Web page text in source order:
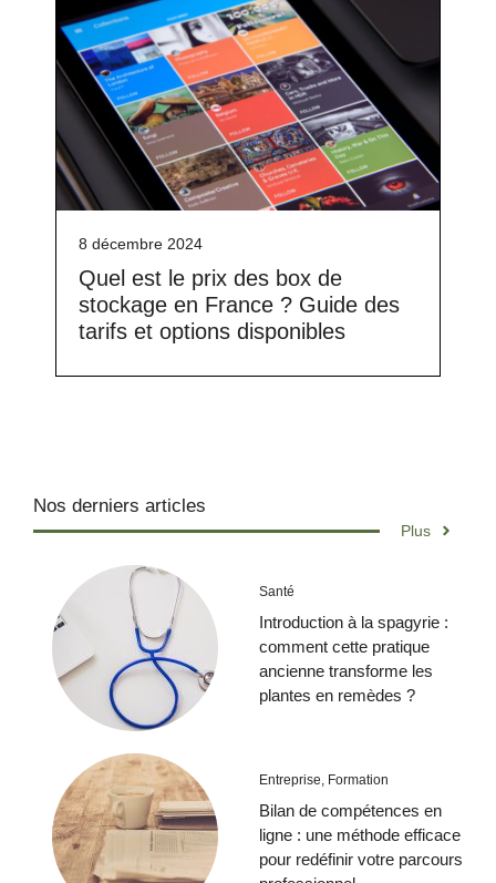
8 décembre 2024
Quel est le prix des box de
stockage en France ? Guide des
tarifs et options disponibles
Nos derniers articles
Plus
Santé
Introduction à la spagyrie :
comment cette pratique
ancienne transforme les
plantes en remèdes ?
Entreprise, Formation
Bilan de compétences en
ligne : une méthode efficace
pour redéfinir votre parcours